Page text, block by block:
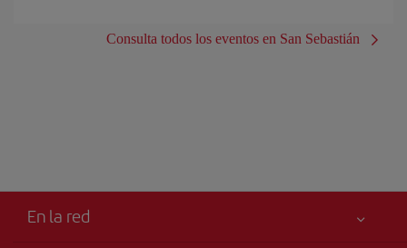
Consulta todos los eventos en San Sebastián
En la red